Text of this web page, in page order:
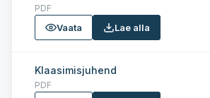
PDF
Vaata Lae alla
Klaasimisjuhend
PDF